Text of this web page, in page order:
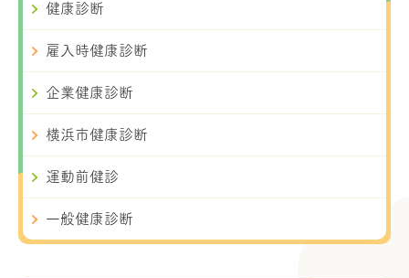
健康診断
雇入時健康診断
企業健康診断
横浜市健康診断
運動前健診
一般健康診断